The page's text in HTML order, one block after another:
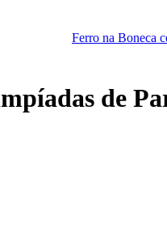
na Boneca celebra 25 anos
de